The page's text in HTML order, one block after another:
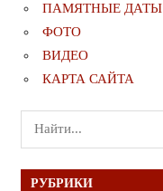
ПАМЯТНЫЕ ДАТЫ
ФОТО
ВИДЕО
КАРТА САЙТА
Поиск
для:
РУБРИКИ